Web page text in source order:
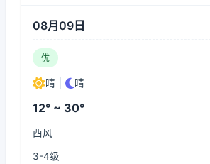
08月09日
优
晴 晴
12° ~ 30°
西风
3-4级